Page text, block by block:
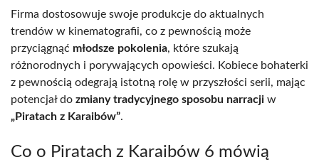
Firma dostosowuje swoje produkcje do aktualnych
trendów w kinematografii, co z pewnością może
przyciągnąć młodsze pokolenia, które szukają
różnorodnych i porywających opowieści. Kobiece bohaterki
z pewnością odegrają istotną rolę w przyszłości serii, mając
potencjał do zmiany tradycyjnego sposobu narracji w
„Piratach z Karaibów”.
Co o Piratach z Karaibów 6 mówią